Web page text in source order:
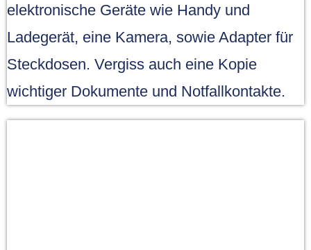
elektronische Geräte wie Handy und
Ladegerät, eine Kamera, sowie Adapter für
Steckdosen. Vergiss auch eine Kopie
wichtiger Dokumente und Notfallkontakte.